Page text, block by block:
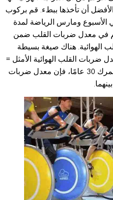
أن تأخذها ببطء. قم بركوب
الأسبوع ومارس الرياضة لمدة
في معدل ضربات القلب ضمن
الهوائية. هناك صيغة بسيطة
القلب الهوائية الأمثل =
(220-العمر) *0.6~0.75. إذا كان عمرك 30 عامًا، فإن معدل ضربات